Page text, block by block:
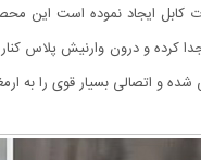
ایجاد نموده است این
و درون وارنیش پلاس
و اتصالی بسیار قوی را به